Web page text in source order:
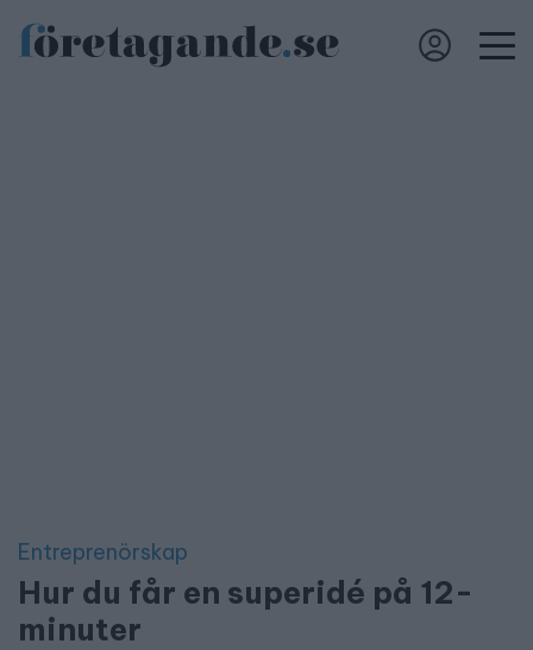
Entreprenörskap
Hur du får en superidé på 12-
minuter